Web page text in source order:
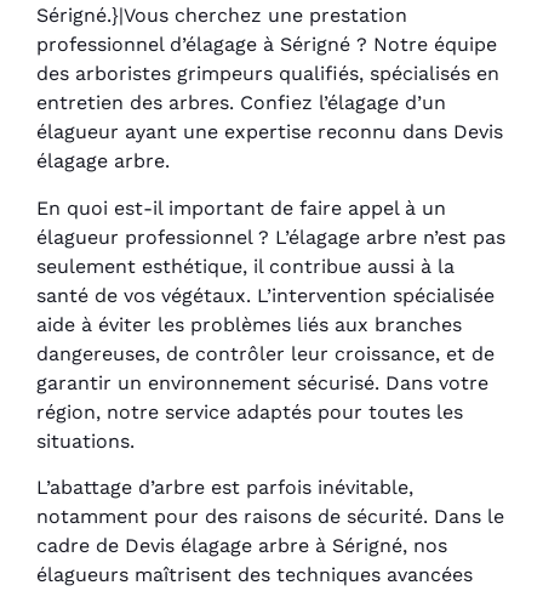
Sérigné.}|Vous cherchez une prestation
professionnel d’élagage à Sérigné ? Notre équipe
des arboristes grimpeurs qualifiés, spécialisés en
entretien des arbres. Confiez l’élagage d’un
élagueur ayant une expertise reconnu dans Devis
élagage arbre.
En quoi est-il important de faire appel à un
élagueur professionnel ? L’élagage arbre n’est pas
seulement esthétique, il contribue aussi à la
santé de vos végétaux. L’intervention spécialisée
aide à éviter les problèmes liés aux branches
dangereuses, de contrôler leur croissance, et de
garantir un environnement sécurisé. Dans votre
région, notre service adaptés pour toutes les
situations.
L’abattage d’arbre est parfois inévitable,
notamment pour des raisons de sécurité. Dans le
cadre de Devis élagage arbre à Sérigné, nos
élagueurs maîtrisent des techniques avancées